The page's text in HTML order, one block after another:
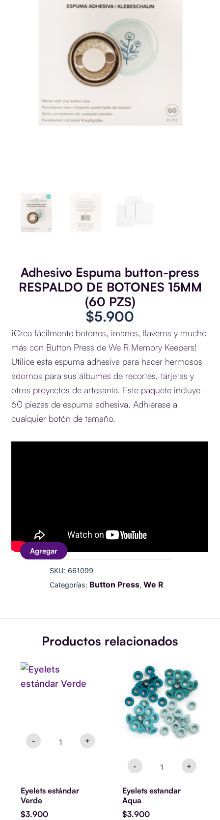
Adhesivo Espuma button-press
RESPALDO DE BOTONES 15MM
(60 PZS)
$5.900
¡Crea fácilmente botones, imanes, llaveros y mucho
más con Button Press de We R Memory Keepers!
Utilice esta espuma adhesiva para hacer hermosos
adornos para sus álbumes de recortes, tarjetas y
otros proyectos de artesanía. Este paquete incluye
60 piezas de espuma adhesiva. Adhiérase a
cualquier botón de tamaño.
Agregar
SKU: 661099
Categorías: Button Press, We R
Productos relacionados
-
estándar
Verde
cantidad
+
Eyelets estándar
Verde
$3.900
-
estandar
Aqua
cantidad
+
Eyelets estandar
Aqua
$3.900